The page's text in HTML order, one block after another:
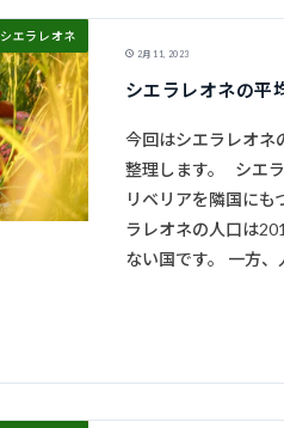
シエラレオネ
2月 11, 2023
シエラレオネの平
今回はシエラレオネ
整理します。 シエ
リベリアを隣国にも
ラレオネの人口は
ない国です。 一方